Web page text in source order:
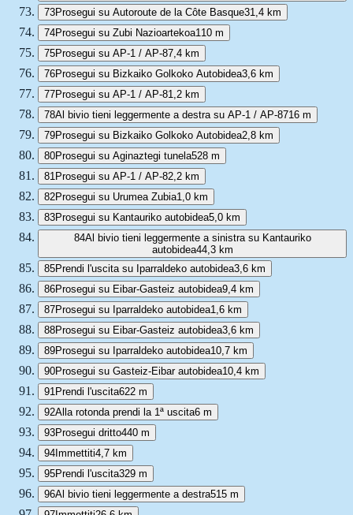
73Prosegui su Autoroute de la Côte Basque31,4 km
74Prosegui su Zubi Nazioartekoa110 m
75Prosegui su AP-1 / AP-87,4 km
76Prosegui su Bizkaiko Golkoko Autobidea3,6 km
77Prosegui su AP-1 / AP-81,2 km
78Al bivio tieni leggermente a destra su AP-1 / AP-8716 m
79Prosegui su Bizkaiko Golkoko Autobidea2,8 km
80Prosegui su Aginaztegi tunela528 m
81 Prosegui su AP-1 / AP-82,2 km
82Prosegui su Urumea Zubia1,0 km
83Prosegui su Kantauriko autobidea5,0 km
84Al bivio tieni leggermente a sinistra su Kantauriko
autobidea44,3 km
85Prendi l'uscita su Iparraldeko autobidea3,6 km
86Prosegui su Eibar-Gasteiz autobidea9,4 km
87Prosegui su Iparraldeko autobidea1,6 km
88Prosegui su Eibar-Gasteiz autobidea3,6 km
89Prosegui su Iparraldeko autobidea10,7 km
90Prosegui su Gasteiz-Eibar autobidea10,4 km
91 Prendi l'uscita622 m
92Alla rotonda prendi la 1ª uscita6 m
93Prosegui dritto440 m
94Immettiti4,7 km
95Prendi l'uscita329 m
96Al bivio tieni leggermente a destra515 m